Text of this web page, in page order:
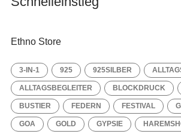
Ethno Store
3-IN-1 925 925SILBER
ALLTAGSBEGLEITER BLOCKDRUCK
BUSTIER FEDERN FESTIVAL
GOA GOLD GYPSIE